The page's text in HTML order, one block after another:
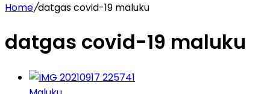
Home/datgas covid-19 maluku
datgas covid-19 maluku